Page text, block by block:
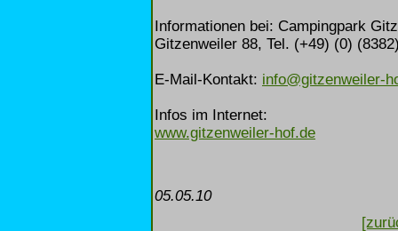
Informationen bei: Campingpark
Gitzenweiler 88, Tel. (+49) (0)
E-Mail-Kontakt: info@gitzenweiler-
Infos im Internet:
www.gitzenweiler-hof.de
05.05.10